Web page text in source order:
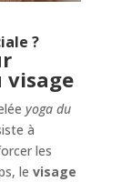
?
visage
yoga du
à
les
le visage